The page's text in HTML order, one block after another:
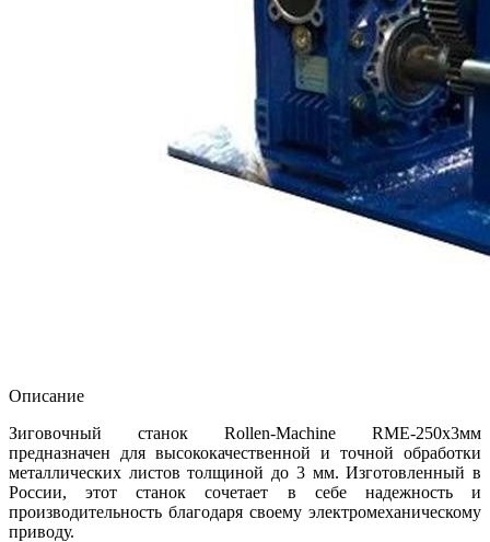
Описание
Зиговочный станок Rollen-Machine RME-250x3мм
предназначен для высококачественной и точной обработки
металлических листов толщиной до 3 мм. Изготовленный в
России, этот станок сочетает в себе надежность и
производительность благодаря своему электромеханическому
приводу.